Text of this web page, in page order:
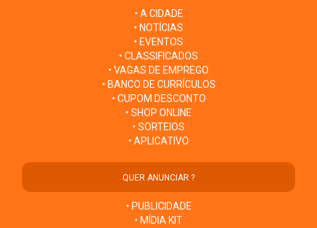
• A CIDADE
• NOTÍCIAS
• EVENTOS
• CLASSIFICADOS
• VAGAS DE EMPREGO
• BANCO DE CURRÍCULOS
• CUPOM DESCONTO
• SHOP ONLINE
• SORTEIOS
• APLICATIVO
QUER ANUNCIAR ?
• PUBLICIDADE
• MÍDIA KIT